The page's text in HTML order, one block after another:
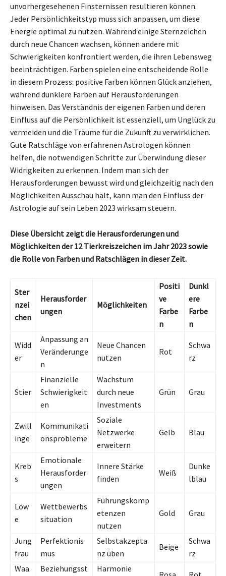
unvorhergesehenen Finsternissen resultieren können.
Jeder Persönlichkeitstyp muss sich anpassen, um diese
Energie optimal zu nutzen. Während einige Sternzeichen
durch neue Chancen wachsen, können andere mit
Schwierigkeiten konfrontiert werden, die ihren Lebensweg
beeinträchtigen. Farben spielen eine entscheidende Rolle
in diesem Prozess: positive Farben können Glück anziehen,
während dunklere Farben auf Herausforderungen
hinweisen. Das Verständnis der eigenen Farben und deren
Einfluss auf die Persönlichkeit ist essenziell, um Unglück zu
vermeiden und die Träume für die Zukunft zu verwirklichen.
Gute Ratschläge von erfahrenen Astrologen können
helfen, die notwendigen Schritte zur Überwindung dieser
Widrigkeiten zu erkennen. Indem man sich der
Herausforderungen bewusst wird und gleichzeitig nach den
Möglichkeiten Ausschau hält, kann man den Einfluss der
Astrologie auf sein Leben 2023 wirksam steuern.
Diese Übersicht zeigt die Herausforderungen und
Möglichkeiten der 12 Tierkreiszeichen im Jahr 2023 sowie
die Rolle von Farben und Ratschlägen in dieser Zeit.
Ster
nzei
chen
Herausforder
ungen
Möglichkeiten
Positi
ve
Farbe
n
Dunkl
ere
Farbe
n
Widd
er
Anpassung an
Veränderunge
n
Neue Chancen
nutzen
Rot
Schwa
rz
Stier
Finanzielle
Schwierigkeit
en
Wachstum
durch neue
Investments
Grün Grau
Zwill
inge
Kommunikati
onsprobleme
Soziale
Netzwerke
erweitern
Gelb Blau
Kreb
s
Emotionale
Herausforder
ungen
Innere Stärke
finden
Weiß
Dunke
lblau
Löw
e
Wettbewerbs
situation
Führungskomp
etenzen
nutzen
Gold Grau
Jung
frau
Perfektionis
mus
Selbstakzepta
nz üben
Beige
Schwa
rz
Waa
Beziehungsst
Harmonie